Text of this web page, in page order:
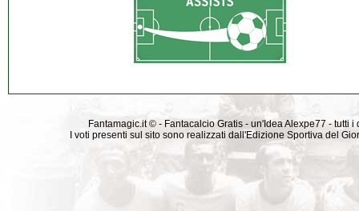
Fantamagic.it © - Fantacalcio Gratis - un'Idea Alexpe77 -
I voti presenti sul sito sono realizzati dall'Edizione Sportiva del